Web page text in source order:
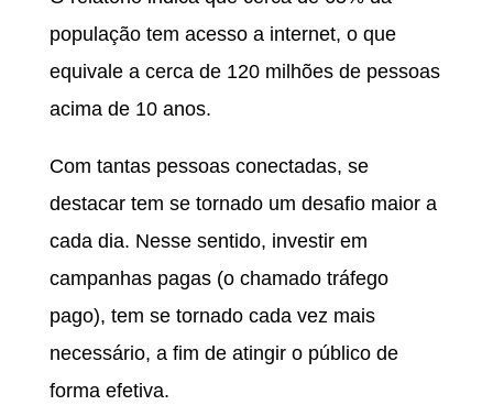
população tem acesso a internet, o que
equivale a cerca de 120 milhões de pessoas
acima de 10 anos.
Com tantas pessoas conectadas, se
destacar tem se tornado um desafio maior a
cada dia. Nesse sentido, investir em
campanhas pagas (o chamado tráfego
pago), tem se tornado cada vez mais
necessário, a fim de atingir o público de
forma efetiva.